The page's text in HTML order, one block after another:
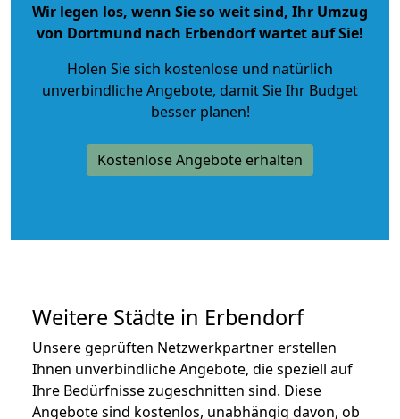
Wir legen los, wenn Sie so weit sind, Ihr Umzug
von Dortmund nach Erbendorf wartet auf Sie!
Holen Sie sich kostenlose und natürlich
unverbindliche Angebote, damit Sie Ihr Budget
besser planen!
Kostenlose Angebote erhalten
Weitere Städte in Erbendorf
Unsere geprüften Netzwerkpartner erstellen
Ihnen unverbindliche Angebote, die speziell auf
Ihre Bedürfnisse zugeschnitten sind. Diese
Angebote sind kostenlos, unabhängig davon, ob